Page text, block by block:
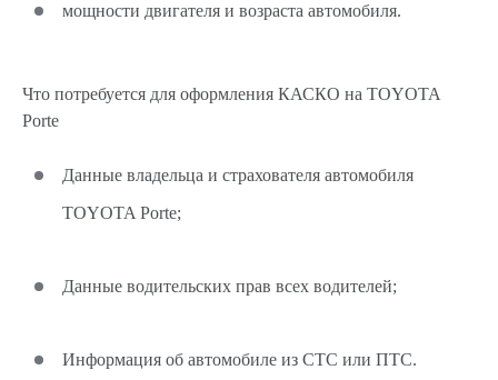
мощности двигателя и возраста автомобиля.
Что потребуется для оформления КАСКО на TOYOTA
Porte
Данные владельца и страхователя автомобиля
TOYOTA Porte;
Данные водительских прав всех водителей;
Информация об автомобиле из СТС или ПТС.